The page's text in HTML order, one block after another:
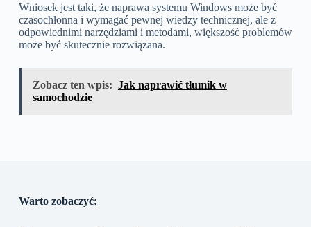
Wniosek jest taki, że naprawa systemu Windows może być
czasochłonna i wymagać pewnej wiedzy technicznej, ale z
odpowiednimi narzędziami i metodami, większość problemów
może być skutecznie rozwiązana.
Zobacz ten wpis: Jak naprawić tłumik w
samochodzie
Warto zobaczyć: